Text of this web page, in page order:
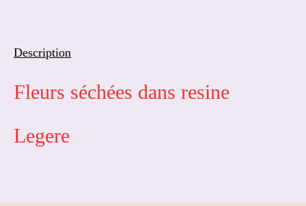
Description
Fleurs séchées dans resine
Legere